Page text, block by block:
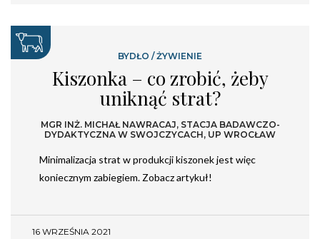
BYDŁO /ŻYWIENIE
Kiszonka – co zrobić, żeby
uniknąć strat?
MGR INŻ. MICHAŁ NAWRACAJ, STACJA BADAWCZO-
DYDAKTYCZNA W SWOJCZYCACH, UP WROCŁAW
Minimalizacja strat w produkcji kiszonek jest więc
koniecznym zabiegiem. Zobacz artykuł!
16 WRZEŚNIA 2021